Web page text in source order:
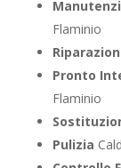
Flaminio
Pronto
Flaminio
Pulizia